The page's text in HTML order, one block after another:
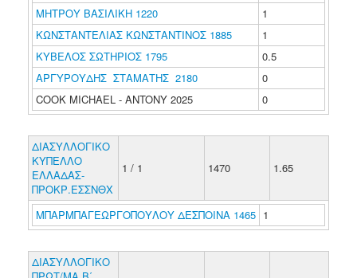
ΜΗΤΡΟΥ ΒΑΣΙΛΙΚΗ 1220
1
ΚΩΝΣΤΑΝΤΕΛΙΑΣ ΚΩΝΣΤΑΝΤΙΝΟΣ 1885
1
ΚΥΒΕΛΟΣ ΣΩΤΗΡΙΟΣ 1795
0.5
ΑΡΓΥΡΟΥΔΗΣ ΣΤΑΜΑΤΗΣ 2180
0
COOK MICHAEL - ANTONY 2025
0
ΔΙΑΣΥΛΛΟΓΙΚΟ
ΚΥΠΕΛΛΟ
ΕΛΛΑΔΑΣ-
ΠΡΟΚΡ.ΕΣΣΝΘΧ
1 / 1 1470 1.65
ΜΠΑΡΜΠΑΓΕΩΡΓΟΠΟΥΛΟΥ ΔΕΣΠΟΙΝΑ 1465 1
ΔΙΑΣΥΛΛΟΓΙΚΟ